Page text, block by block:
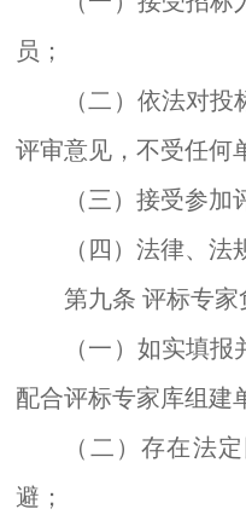
员；
（二）依法对
评审意见，不受任何
（三）接受参加
（四）法律、法
第九条 评标专家
（一）如实填
配合评标专家库组建
（二）存在法定
避；